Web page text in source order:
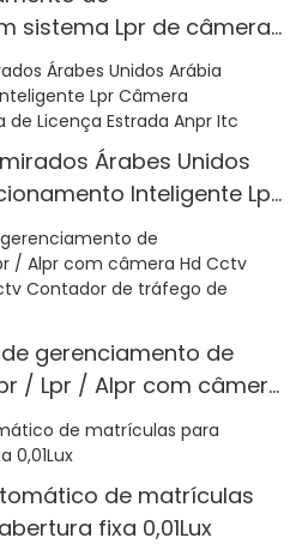
sistema Lpr de câmera
matrícula 4mp
Árabes Unidos
Inteligente Lpr
de Placa de Licença
gerenciamento de
/ Lpr / Alpr com câmera
veículos Cctv
veículos Anpr
de matrículas
fixa 0,01Lux